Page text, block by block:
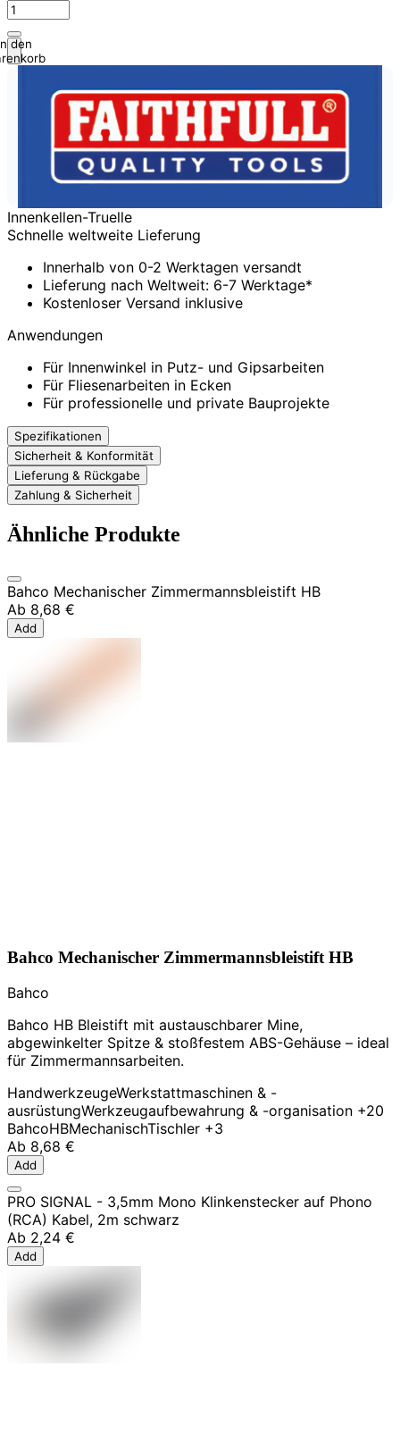
den
Innenkellen-Truelle
Schnelle weltweite Lieferung
Innerhalb von 0-2 Werktagen versandt
Lieferung nach Weltweit: 6-7 Werktage*
Kostenloser Versand inklusive
Anwendungen
Für Innenwinkel in Putz- und Gipsarbeiten
Für Fliesenarbeiten in Ecken
Für professionelle und private Bauprojekte
Spezifikationen
Sicherheit & Konformität
Lieferung & Rückgabe
Zahlung & Sicherheit
Ähnliche Produkte
Bahco Mechanischer Zimmermannsbleistift HB
Ab 8,68 €
Add
Bahco Mechanischer Zimmermannsbleistift HB
Bahco
Bahco HB Bleistift mit austauschbarer Mine,
abgewinkelter Spitze & stoßfestem ABS-Gehäuse – ideal
für Zimmermannsarbeiten.
HandwerkzeugeWerkstattmaschinen & -
ausrüstungWerkzeugaufbewahrung & -organisation +20
BahcoHBMechanischTischler +3
Ab 8,68 €
Add
PRO SIGNAL - 3,5mm Mono Klinkenstecker auf Phono
(RCA) Kabel, 2m schwarz
Ab 2,24 €
Add